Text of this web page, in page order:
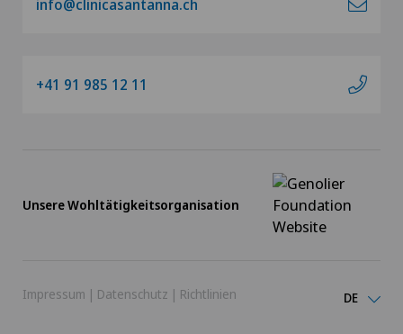
info@clinicasantanna.ch
+41 91 985 12 11
Unsere Wohltätigkeitsorganisation
Impressum | Datenschutz | Richtlinien DE